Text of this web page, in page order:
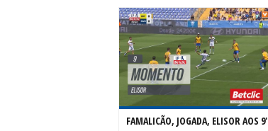
FAMALICÃO, JOGADA, ELISOR AOS 9'